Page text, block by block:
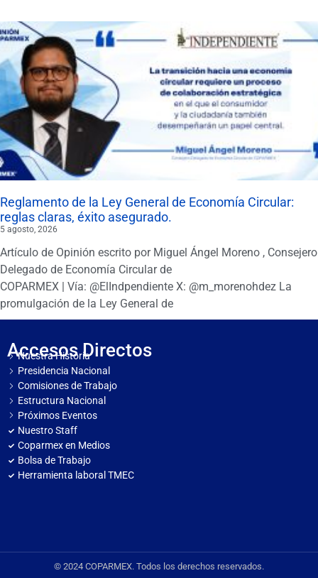
Reglamento de la Ley General de Economía Circular:
reglas claras, éxito asegurado.
5 agosto, 2026
Artículo de Opinión escrito por Miguel Ángel Moreno , Consejero
Delegado de Economía Circular de
COPARMEX | Vía: @ElIndpendiente X: @m_morenohdez La
promulgación de la Ley General de
Accesos Directos
Nuestra Historia
Presidencia Nacional
Comisiones de Trabajo
Estructura Nacional
Próximos Eventos
Nuestro Staff
Coparmex en Medios
Bolsa de Trabajo
Herramienta laboral TMEC
© 2024 COPARMEX. Todos los derechos reservados.